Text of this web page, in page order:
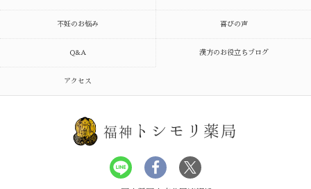
不妊のお悩み 喜びの声
Q&A 漢方のお役立ちブログ
アクセス
福神 トシモリ薬局